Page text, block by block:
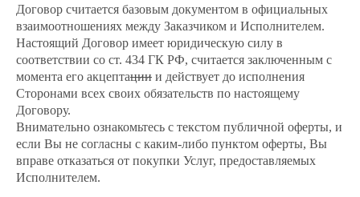
Договор считается базовым документом в официальных
взаимоотношениях между Заказчиком и Исполнителем.
Настоящий Договор имеет юридическую силу в
соответствии со ст. 434 ГК РФ, считается заключенным с
момента его акцептации и действует до исполнения
Сторонами всех своих обязательств по настоящему
Договору.
Внимательно ознакомьтесь с текстом публичной оферты, и
если Вы не согласны с каким-либо пунктом оферты, Вы
вправе отказаться от покупки Услуг, предоставляемых
Исполнителем.